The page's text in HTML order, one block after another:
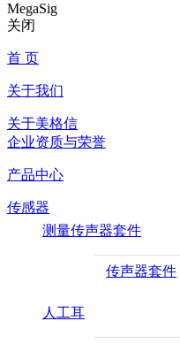
关闭
首 页
关于我们
关于美格信
企业资质与荣誉
产品中心
传感器
测量传声器套件
传声器套件
人工耳